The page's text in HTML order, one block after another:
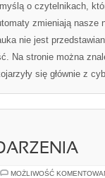
o czytelnikach,
zmieniają nasze
nie jest
Na stronie można
się głównie z
MOŻLIWOŚĆ